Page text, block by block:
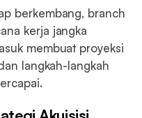
berkembang, branch
kerja jangka
membuat proyeksi
langkah-langkah